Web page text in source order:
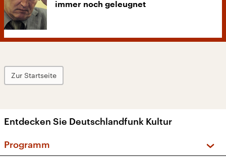
immer noch geleugnet
Zur Startseite
Entdecken Sie Deutschlandfunk Kultur
Programm